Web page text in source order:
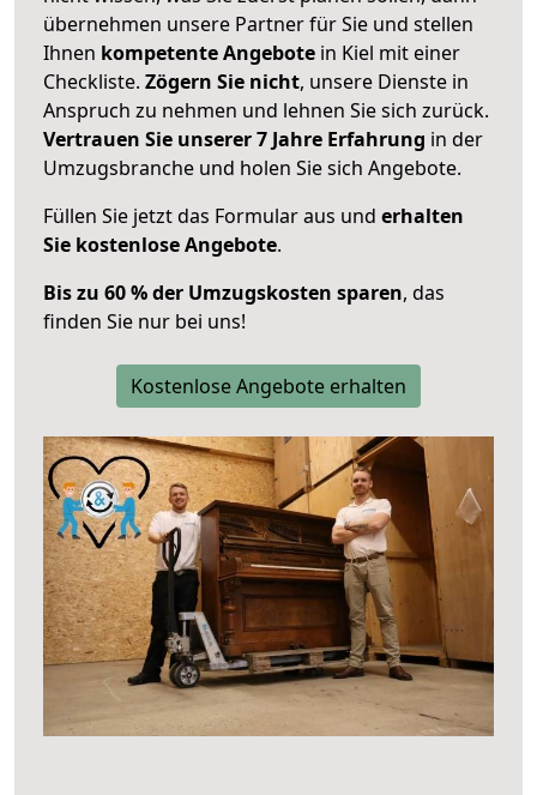
übernehmen unsere Partner für Sie und stellen
Ihnen kompetente Angebote in Kiel mit einer
Checkliste. Zögern Sie nicht, unsere Dienste in
Anspruch zu nehmen und lehnen Sie sich zurück.
Vertrauen Sie unserer 7 Jahre Erfahrung in der
Umzugsbranche und holen Sie sich Angebote.
Füllen Sie jetzt das Formular aus und erhalten
Sie kostenlose Angebote.
Bis zu 60 % der Umzugskosten sparen, das
finden Sie nur bei uns!
Kostenlose Angebote erhalten